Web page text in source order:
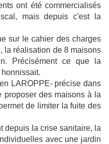
ont été commercialisés
mais depuis c'est la
sur le cahier des charges
la réalisation de 8 maisons
Précisément ce que la
LAROPPE- précise dans
proposer des maisons à la
de limiter la fuite des
depuis la crise sanitaire, la
avec une jardin